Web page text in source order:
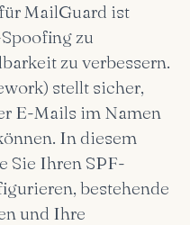
MailGuard ist
zu
zu verbessern.
stellt sicher,
E-Mails im Namen
In diesem
Sie Ihren SPF-
bestehende
und Ihre